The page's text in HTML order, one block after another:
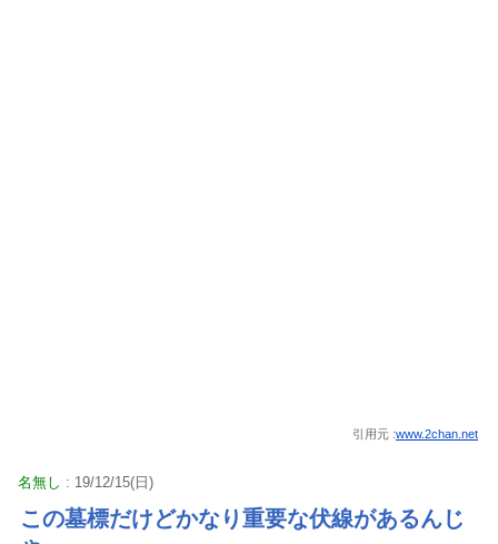
引用元 :www.2chan.net
名無し : 19/12/15(日)
この墓標だけどかなり重要な伏線があるんじ